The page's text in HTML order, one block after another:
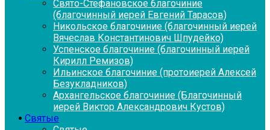
Свято-Стефановское благочиние
(благочинный иерей Евгений Тарасов)
Никольское благочиние (благочинный иерей
Вячеслав Константинович Шпудейко)
Успенское благочиние (благочинный иерей
Кирилл Ремизов)
Ильинское благочиние (протоиерей Алексей
Безукладников)
Архангельское благочиние (Благочинный
иерей Виктор Александрович Кустов)
Святые